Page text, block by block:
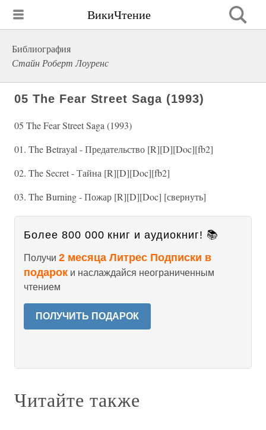
ВикиЧтение
Библиография
Стайн Роберт Лоуренс
05 The Fear Street Saga (1993)
05 The Fear Street Saga (1993)
01. The Betrayal - Предательство [R][D][Doc][fb2]
02. The Secret - Тайна [R][D][Doc][fb2]
03. The Burning - Пожар [R][D][Doc] [свернуть]
Более 800 000 книг и аудиокниг! 📚
Получи 2 месяца Литрес Подписки в
подарок и наслаждайся неограниченным
чтением
ПОЛУЧИТЬ ПОДАРОК
Читайте также